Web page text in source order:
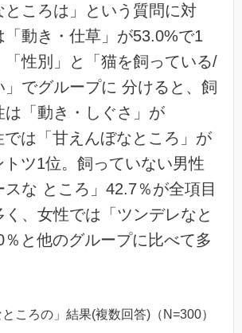
ところは」という質問に対
「動き・仕草」が53.0%で1
「性別」と「猫を飼っている/
」でグループに 分けると、飼
は「動き・しぐさ」が
では「甘えんぼなところ」が
ツ1位。飼っていない男性
な ところ」42.7％が全項目
、女性では「ツンデレなと
％と他のグループに比べて多